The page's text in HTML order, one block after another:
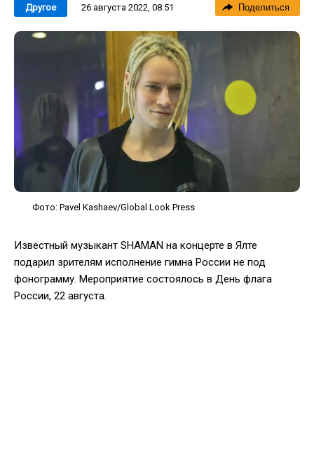
Другое 26 августа 2022, 08:51 Поделиться
Фото: Pavel Kashaev/Global Look Press
Известный музыкант SHAMAN на концерте в Ялте
подарил зрителям исполнение гимна России не под
фонограмму. Мероприятие состоялось в День флага
России, 22 августа.